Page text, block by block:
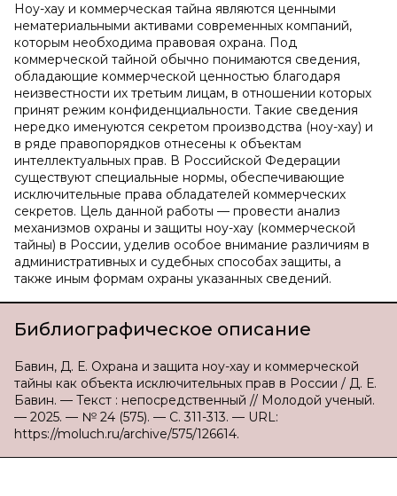
Ноу-хау и коммерческая тайна являются ценными
нематериальными активами современных компаний,
которым необходима правовая охрана. Под
коммерческой тайной обычно понимаются сведения,
обладающие коммерческой ценностью благодаря
неизвестности их третьим лицам, в отношении которых
принят режим конфиденциальности. Такие сведения
нередко именуются секретом производства (ноу-хау) и
в ряде правопорядков отнесены к объектам
интеллектуальных прав. В Российской Федерации
существуют специальные нормы, обеспечивающие
исключительные права обладателей коммерческих
секретов. Цель данной работы — провести анализ
механизмов охраны и защиты ноу-хау (коммерческой
тайны) в России, уделив особое внимание различиям в
административных и судебных способах защиты, а
также иным формам охраны указанных сведений.
Библиографическое описание
Бавин, Д. Е. Охрана и защита ноу-хау и коммерческой
тайны как объекта исключительных прав в России / Д. Е.
Бавин. — Текст : непосредственный // Молодой ученый.
— 2025. — № 24 (575). — С. 311-313. — URL:
https://moluch.ru/archive/575/126614.